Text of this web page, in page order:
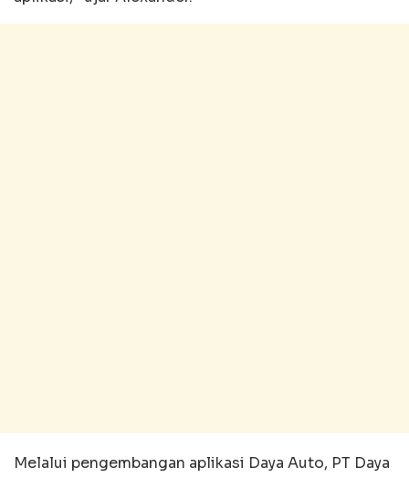
Melalui pengembangan aplikasi Daya Auto, PT Daya